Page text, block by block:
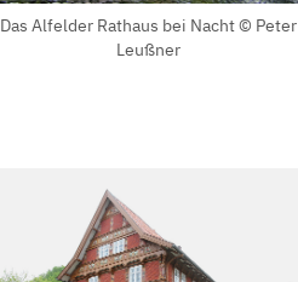
Das Alfelder Rathaus bei Nacht © Peter
Leußner